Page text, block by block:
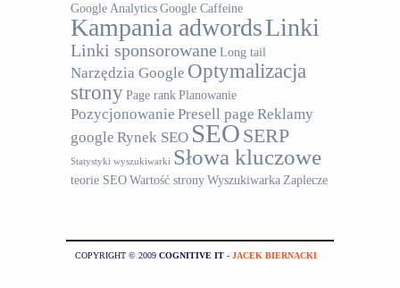
Google AnalyticsGoogle Caffeine
Kampania adwordsLinki
Linki sponsorowane Long tail
Narzędzia Google Optymalizacja
stronyPage rankPlanowanie
Pozycjonowanie Presell page Reklamy
google Rynek SEO SEO SERP
Statystyki wyszukiwarki Słowa kluczowe
teorie SEOWartość stronyWyszukiwarka Zaplecze
COPYRIGHT © 2009 COGNITIVE IT - JACEK BIERNACKI